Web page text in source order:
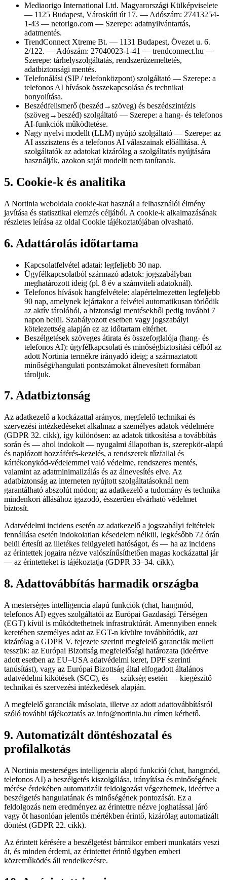
Mediaorigo International Ltd. Magyarországi Külképviselete
— 1125 Budapest, Városkúti út 17. — Adószám: 27413254-
1-43 — netorigo.com — Szerepe: adatnyilvántartás,
adatmentés.
TrendConnect Xtreme Bt. — 1131 Budapest, Övezet u. 6.
2/122. — Adószám: 27040023-1-41 — trendconnect.hu —
Szerepe: tárhelyszolgáltatás, rendszerüzemeltetés,
adatbiztonsági mentés.
Telefonálási (SIP / telefonközpont) szolgáltató — Szerepe: a
telefonos AI hívások összekapcsolása és technikai
bonyolítása.
Beszédfelismerő (beszéd→szöveg) és beszédszintézis
(szöveg→beszéd) szolgáltató — Szerepe: a hang- és telefonos
AI-funkciók működtetése.
Nagy nyelvi modellt (LLM) nyújtó szolgáltató — Szerepe: az
AI asszisztens és a telefonos AI válaszainak előállítása. A
szolgáltatók az adatokat kizárólag a szolgáltatás nyújtására
használják, azokon saját modellt nem tanítanak.
5. Cookie-k és analitika
A Nortinia weboldala cookie-kat használ a felhasználói élmény
javítása és statisztikai elemzés céljából. A cookie-k alkalmazásának
részletes leírása az oldal Cookie tájékoztatójában olvasható.
6. Adattárolás időtartama
Kapcsolatfelvétel adatai: legfeljebb 30 nap.
Ügyfélkapcsolatból származó adatok: jogszabályban
meghatározott ideig (pl. 8 év a számviteli adatoknál).
Telefonos hívások hangfelvétele: alapértelmezetten legfeljebb
90 nap, amelynek lejártakor a felvétel automatikusan törlődik
az aktív tárolóból, a biztonsági mentésekből pedig további 7
napon belül. Szabályozott esetben vagy jogszabályi
kötelezettség alapján ez az időtartam eltérhet.
Beszélgetések szöveges átirata és összefoglalója (hang- és
telefonos AI): ügyfélkapcsolati és minőségbiztosítási célból az
adott Nortinia termékre irányadó ideig; a származtatott
minőségi/hangulati pontszámokat álnevesített formában
tároljuk.
7. Adatbiztonság
Az adatkezelő a kockázattal arányos, megfelelő technikai és
szervezési intézkedéseket alkalmaz a személyes adatok védelmére
(GDPR 32. cikk), így különösen: az adatok titkosítása a továbbítás
során és — ahol indokolt — nyugalmi állapotban is, szerepkör-alapú
és naplózott hozzáférés-kezelés, a rendszerek tűzfallal és
kártékonykód-védelemmel való védelme, rendszeres mentés,
valamint az adatminimalizálás és az álnevesítés elve. Az
adatbiztonság az interneten nyújtott szolgáltatásoknál nem
garantálható abszolút módon; az adatkezelő a tudomány és technika
mindenkori állásához igazodó, ésszerűen elvárható védelmet
biztosít.
Adatvédelmi incidens esetén az adatkezelő a jogszabályi feltételek
fennállása esetén indokolatlan késedelem nélkül, legkésőbb 72 órán
belül értesíti az illetékes felügyeleti hatóságot, és — ha az incidens
az érintettek jogaira nézve valószínűsíthetően magas kockázattal jár
— az érintetteket is tájékoztatja (GDPR 33–34. cikk).
8. Adattovábbítás harmadik országba
A mesterséges intelligencia alapú funkciók (chat, hangmód,
telefonos AI) egyes szolgáltatói az Európai Gazdasági Térségen
(EGT) kívül is működtethetnek infrastruktúrát. Amennyiben ennek
keretében személyes adat az EGT-n kívülre továbbítódik, azt
kizárólag a GDPR V. fejezete szerinti megfelelő garanciák mellett
tesszük: az Európai Bizottság megfelelőségi határozata (ideértve
adott esetben az EU–USA adatvédelmi keret, DPF szerinti
tanúsítást), vagy az Európai Bizottság által elfogadott általános
adatvédelmi kikötések (SCC), és — szükség esetén — kiegészítő
technikai és szervezési intézkedések alapján.
A megfelelő garanciák másolata, illetve az adott adattovábbításról
szóló további tájékoztatás az info@nortinia.hu címen kérhető.
9. Automatizált döntéshozatal és
profilalkotás
A Nortinia mesterséges intelligencia alapú funkciói (chat, hangmód,
telefonos AI) a beszélgetés kiszolgálása, irányítása és minőségének
mérése érdekében automatizált feldolgozást végezhetnek, ideértve a
beszélgetés hangulatának és minőségének pontozását. Ez a
feldolgozás nem eredményez az érintettre nézve joghatással járó
vagy őt hasonlóan jelentős mértékben érintő, kizárólag automatizált
döntést (GDPR 22. cikk).
Az érintett kérésére a beszélgetést bármikor emberi munkatárs veszi
át, és minden érdemi, az érintettet érintő ügyben emberi
közreműködés áll rendelkezésre.